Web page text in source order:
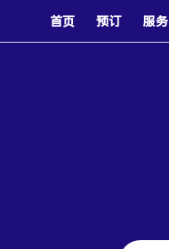
首页 预订 服务